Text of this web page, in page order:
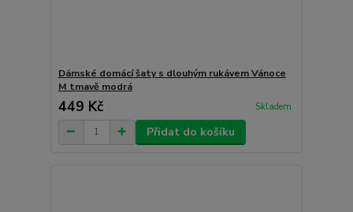
Dámské domácí šaty s dlouhým rukávem Vánoce
M tmavě modrá
449 Kč Skladem
Přidat do košíku